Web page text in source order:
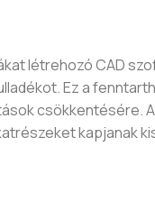
létrehozó CAD
Ez a
csökkentésére. A
kapjanak